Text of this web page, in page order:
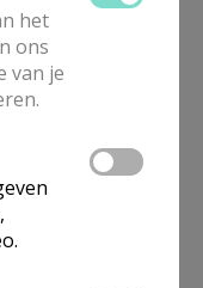
het
ons
van je